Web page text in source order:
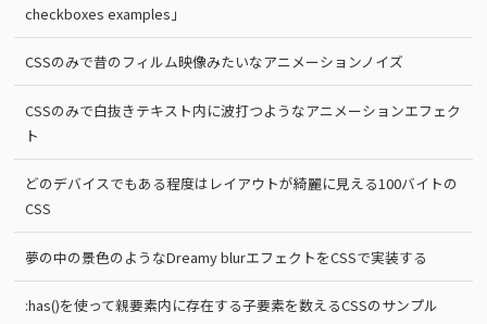
checkboxes examples」
CSSのみで昔のフィルム映像みたいなアニメーションノイズ
CSSのみで白抜きテキスト内に波打つようなアニメーションエフェク
ト
どのデバイスでもある程度はレイアウトが綺麗に見える100バイトの
CSS
夢の中の景色のようなDreamy blurエフェクトをCSSで実装する
:has()を使って親要素内に存在する子要素を数えるCSSのサンプル